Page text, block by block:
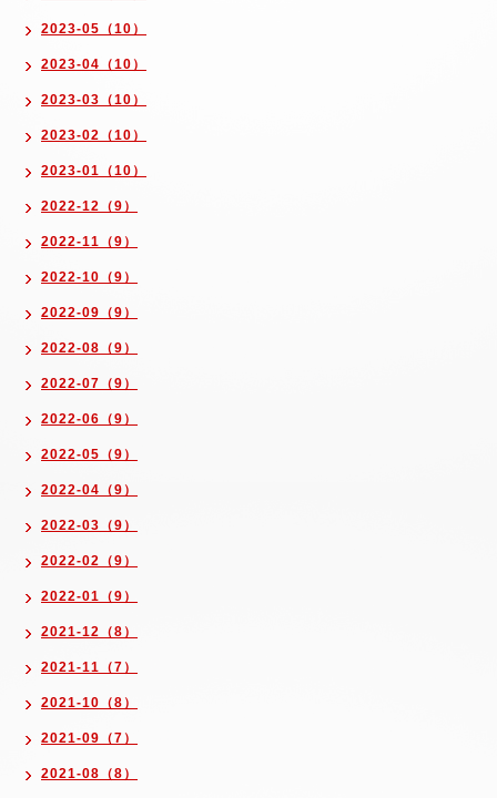
2023-05（10）
2023-04（10）
2023-03（10）
2023-02（10）
2023-01（10）
2022-12（9）
2022-11（9）
2022-10（9）
2022-09（9）
2022-08（9）
2022-07（9）
2022-06（9）
2022-05（9）
2022-04（9）
2022-03（9）
2022-02（9）
2022-01（9）
2021-12（8）
2021-11（7）
2021-10（8）
2021-09（7）
2021-08（8）